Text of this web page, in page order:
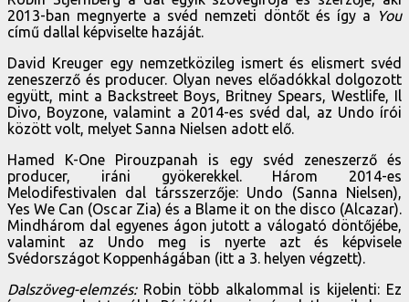
2013-ban megnyerte a svéd nemzeti döntőt és így a You
című dallal képviselte hazáját.
David Kreuger egy nemzetközileg ismert és elismert svéd
zeneszerző és producer. Olyan neves előadókkal dolgozott
együtt, mint a Backstreet Boys, Britney Spears, Westlife, Il
Divo, Boyzone, valamint a 2014-es svéd dal, az Undo írói
között volt, melyet Sanna Nielsen adott elő.
Hamed K-One Pirouzpanah is egy svéd zeneszerző és
producer, iráni gyökerekkel. Három 2014-es
Melodifestivalen dal társszerzője: Undo (Sanna Nielsen),
Yes We Can (Oscar Zia) és a Blame it on the disco (Alcazar).
Mindhárom dal egyenes ágon jutott a válogató döntőjébe,
valamint az Undo meg is nyerte azt és képvisele
Svédországot Koppenhágában (itt a 3. helyen végzett).
Dalszöveg-elemzés:Robin több alkalommal is kijelenti: Ez